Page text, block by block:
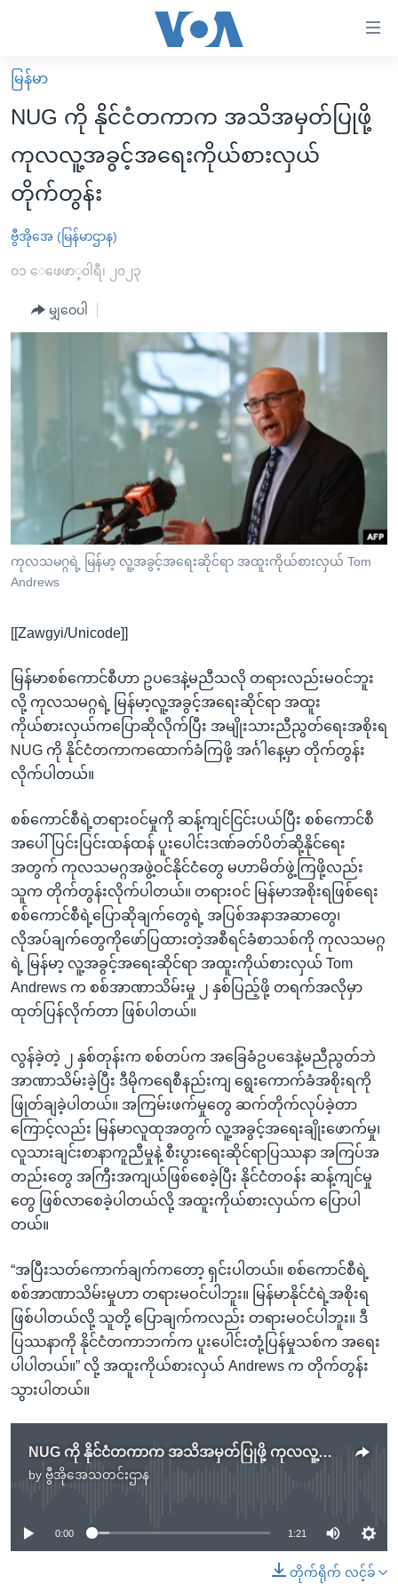
လွယ်ကူ
စေ
Link
များ
ပင်မ
အကြောင်းအရာ
ကျော်
ကြည့်
အ
စာမျက်နှာ
ကြည့်
ရန်
ရှာဖွေ
သို့
ကျော်
ရန်
မူလစာမျက်နှာ
မြန်မာ
ကမ္ဘာ့သတင်းများ
နိုင်ငံတကာ
အစ္စရေး-ပါလက်စတိုင်း
ဗွီဒီယို
အင်္ဂလိပ်စာလေ့လာမယ်
အမေရိကန်သုံးအီဒီယံ
မကြေးမုံရဲ့ အင်္ဂလိပ်စာ
ရုပ်ရှင်ထဲက အင်္ဂလိပ်စာ
သုတပဒေသာ အင်္ဂလိပ်စာ
အပတ်စဉ်ကဏ္ဍများ
ရေဒီယိုနှင့်ရုပ်သံ အချက်အလက်များ
ရေဒီယို/တီဗွီအစီအစဉ်
Learning English
ဗွီအိုအေ လူမှုကွန်ယက်များ
ဘာသာစကားများ
မြန်မာ
NUG ကို နိုင်ငံတကာက အသိအမှတ်ပြုဖို့
ကုလလူ့အခွင့်အရေးကိုယ်စားလှယ်
တိုက်တွန်း
ဗွီအိုအေ (မြန်မာဌာန)
၀၁ ေဖေဖာ္၀ါရီ၊ ၂၀၂၃
မျှဝေပါ
ကုလသမဂ္ဂရဲ့ မြန်မာ့ လူ့အခွင့်အရေးဆိုင်ရာ အထူးကိုယ်စားလှယ် Tom
Andrews
[[Zawgyi/Unicode]]
မြန်မာစစ်ကောင်စီဟာ ဥပဒေနဲ့မညီသလို တရားလည်းမဝင်ဘူး
လို့ ကုလသမဂ္ဂရဲ့ မြန်မာ့လူ့အခွင့်အရေးဆိုင်ရာ အထူး
ကိုယ်စားလှယ်ကပြောဆိုလိုက်ပြီး အမျိုးသားညီညွတ်ရေးအစိုးရ
NUG ကို နိုင်ငံတကာကထောက်ခံကြဖို့ အင်္ဂါနေ့မှာ တိုက်တွန်း
လိုက်ပါတယ်။
စစ်ကောင်စီရဲ့တရားဝင်မှုကို ဆန့်ကျင်ငြင်းပယ်ပြီး စစ်ကောင်စီ
အပေါ် ပြင်းပြင်းထန်ထန် ပူးပေါင်းဒဏ်ခတ်ပိတ်ဆို့နိုင်ရေး
အတွက် ကုလသမဂ္ဂအဖွဲ့ဝင်နိုင်ငံတွေ မဟာမိတ်ဖွဲ့ကြဖို့လည်း
သူက တိုက်တွန်းလိုက်ပါတယ်။ တရားဝင် မြန်မာအစိုးရဖြစ်ရေး
စစ်ကောင်စီရဲ့ပြောဆိုချက်တွေရဲ့ အပြစ်အနာအဆာတွေ၊
လိုအပ်ချက်တွေကိုဖော်ပြထားတဲ့အစီရင်ခံစာသစ်ကို ကုလသမဂ္ဂ
ရဲ့ မြန်မာ့ လူ့အခွင့်အရေးဆိုင်ရာ အထူးကိုယ်စားလှယ် Tom
Andrews က စစ်အာဏာသိမ်းမှု ၂ နှစ်ပြည့်ဖို့ တရက်အလိုမှာ
ထုတ်ပြန်လိုက်တာ ဖြစ်ပါတယ်။
လွန်ခဲ့တဲ့ ၂ နှစ်တုန်းက စစ်တပ်က အခြေခံဥပဒေနဲ့မညီညွတ်ဘဲ
အာဏာသိမ်းခဲ့ပြီး ဒီမိုကရေစီနည်းကျ ရွေးကောက်ခံအစိုးရကို
ဖြုတ်ချခဲ့ပါတယ်။ အကြမ်းဖက်မှုတွေ ဆက်တိုက်လုပ်ခဲ့တာ
ကြောင့်လည်း မြန်မာလူထုအတွက် လူ့အခွင့်အရေးချိုးဖောက်မှု၊
လူသားချင်းစာနာကူညီမှုနဲ့ စီးပွားရေးဆိုင်ရာပြဿနာ အကြပ်အ
တည်းတွေ အကြီးအကျယ်ဖြစ်စေခဲ့ပြီး နိုင်ငံတဝန်း ဆန့်ကျင်မှု
တွေ ဖြစ်လာစေခဲ့ပါတယ်လို့ အထူးကိုယ်စားလှယ်က ပြောပါ
တယ်။
“အပြီးသတ်ကောက်ချက်ကတော့ ရှင်းပါတယ်။ စစ်ကောင်စီရဲ့
စစ်အာဏာသိမ်းမှုဟာ တရားမဝင်ပါဘူး။ မြန်မာနိုင်ငံရဲ့အစိုးရ
ဖြစ်ပါတယ်လို့ သူတို့ ပြောချက်ကလည်း တရားမဝင်ပါဘူး။ ဒီ
ပြဿနာကို နိုင်ငံတကာဘက်က ပူးပေါင်းတုံ့ပြန်မှုသစ်က အရေး
ပါပါတယ်။” လို့ အထူးကိုယ်စားလှယ် Andrews က တိုက်တွန်း
သွားပါတယ်။
NUG ကို နိုင်ငံတကာက အသိအမှတ်ပြုဖို့ ကုလလူ့အခွင့်အရေးကိုယ်စားလှယ်တိုက်တွန်း .mp3
by ဗွီအိုအေသတင်းဌာန
No media source currently available
0:00 1:21
တိုက်ရိုက် လင့်ခ်